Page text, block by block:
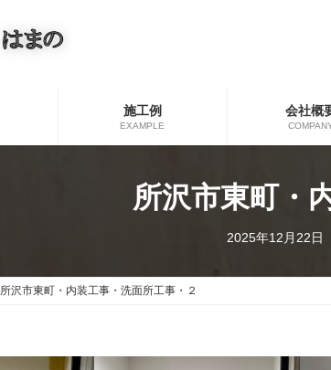
施工例
EXAMPLE
会社概
所沢市東町・
2025年12月22日
所沢市東町・内装工事・洗面所工事・２